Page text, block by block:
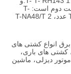
همچنین دارای موجودی کامل برای توربوشارژر دست دوم است: T-
VTR714D 3 عدد، T-NA57T7 2 عدد، T-NA48/S 1 عدد، T-NA48/T 2
انواع کشتی های
کشتی های باری،
دیزلی، ماشین